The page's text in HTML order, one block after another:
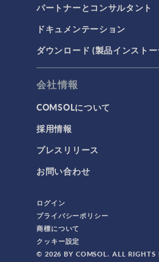
パートナーとコンサルタント
ドキュメンテーション
ダウンロード (製品インスト
会社情報
COMSOLについて
採用情報
プレスリリース
お問い合わせ
ログイン
プライバシーポリシー
商標について
クッキー設定
© 2026 BY COMSOL. ALL RIGHTS